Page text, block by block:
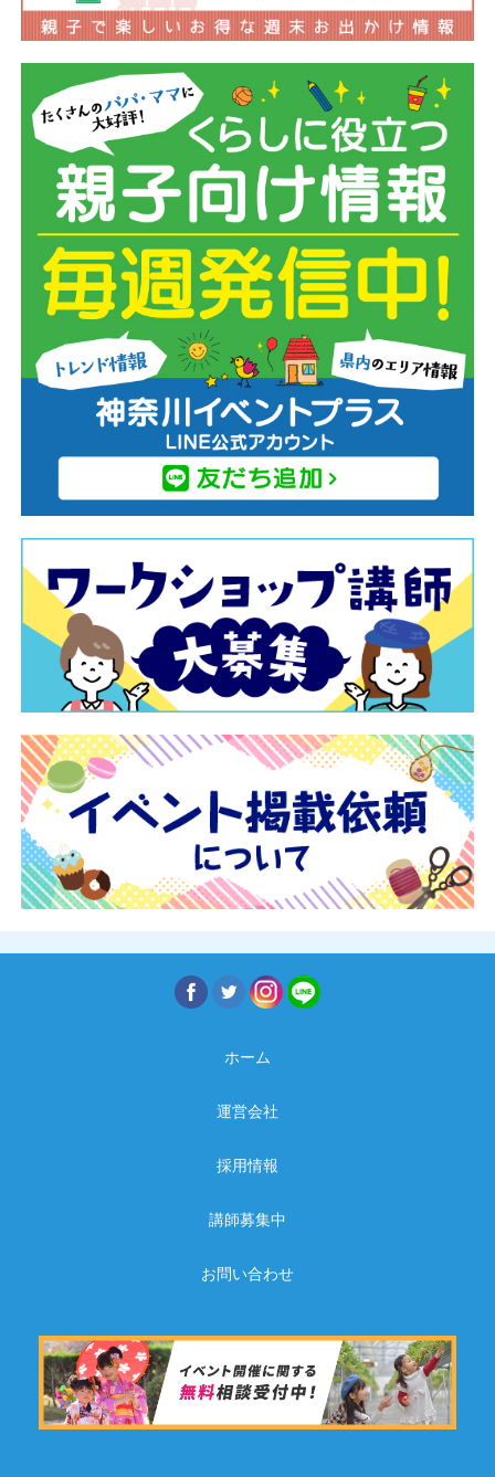
ホーム
運営会社
採用情報
講師募集中
お問い合わせ